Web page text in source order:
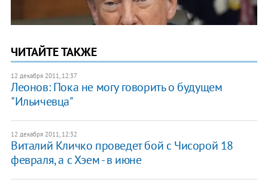
ЧИТАЙТЕ ТАКЖЕ
12 декабря 2011, 12:37
Леонов: Пока не могу говорить о будущем
"Ильичевца"
12 декабря 2011, 12:32
Виталий Кличко проведет бой с Чисорой 18
февраля, а с Хэем - в июне